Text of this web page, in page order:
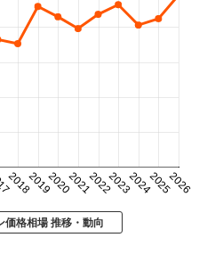
201820192020202120222023202420252026
価格相場 推移・動向